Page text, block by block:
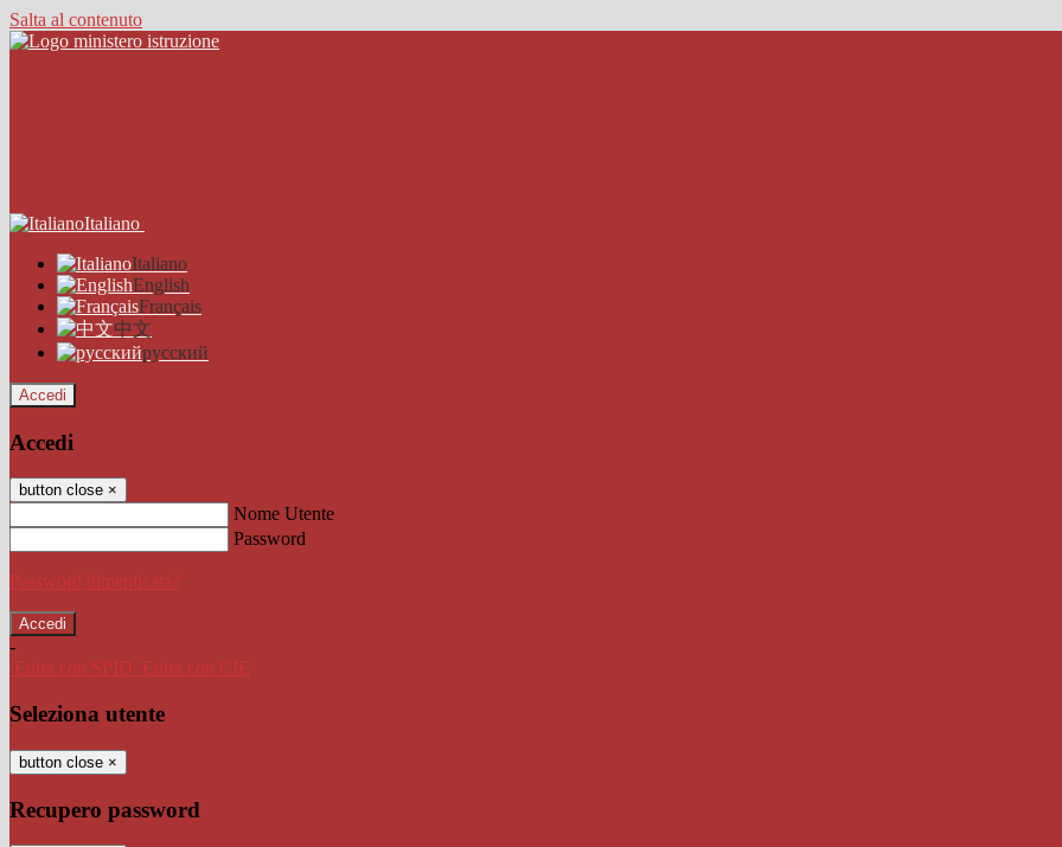
Salta al contenuto
Italiano
Italiano
English
Français
中文
русский
Accedi
Accedi
button close ×
Nome Utente
Password
Password dimenticata?
-
Entra con SPID
Entra con CIE
Seleziona utente
button close ×
Recupero password